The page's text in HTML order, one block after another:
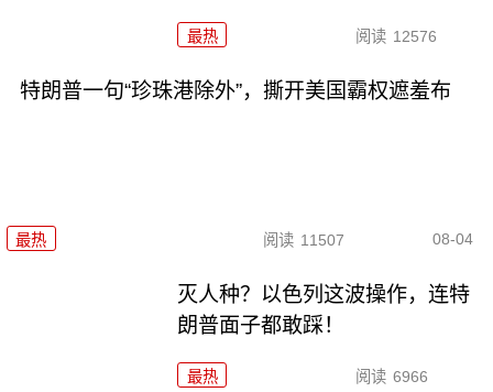
最热 阅读 12576
特朗普一句“珍珠港除外”，撕开美国霸权遮羞布
最热 阅读 11507 08-04
灭人种？以色列这波操作，连特
朗普面子都敢踩！
最热 阅读 6966